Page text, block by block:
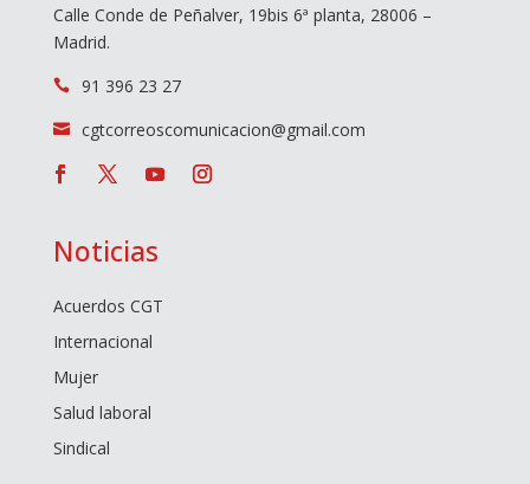
Calle Conde de Peñalver, 19bis 6ª planta, 28006 –
Madrid.
 91 396 23 27
 cgtcorreoscomunicacion@gmail.com
Noticias
Acuerdos CGT
Internacional
Mujer
Salud laboral
Sindical